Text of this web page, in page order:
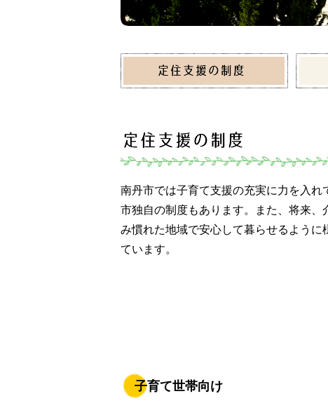
南丹市では子育て支援の充実に力を入れ
市独自の制度もあります。また、将来、
み慣れた地域で安心して暮らせるように
ています。
子育て世帯向け